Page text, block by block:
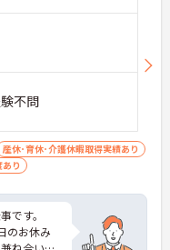
不問
産休･育休･介護休暇取得実績あり
り
です。
のお休み